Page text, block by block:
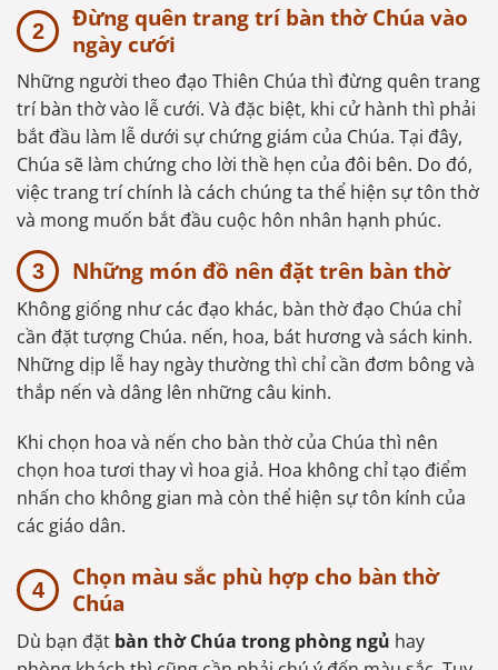
Đừng quên trang trí bàn thờ Chúa vào
ngày cưới
Những người theo đạo Thiên Chúa thì đừng quên trang
trí bàn thờ vào lễ cưới. Và đặc biệt, khi cử hành thì phải
bắt đầu làm lễ dưới sự chứng giám của Chúa. Tại đây,
Chúa sẽ làm chứng cho lời thề hẹn của đôi bên. Do đó,
việc trang trí chính là cách chúng ta thể hiện sự tôn thờ
và mong muốn bắt đầu cuộc hôn nhân hạnh phúc.
Những món đồ nên đặt trên bàn thờ
Không giống như các đạo khác, bàn thờ đạo Chúa chỉ
cần đặt tượng Chúa. nến, hoa, bát hương và sách kinh.
Những dịp lễ hay ngày thường thì chỉ cần đơm bông và
thắp nến và dâng lên những câu kinh.
Khi chọn hoa và nến cho bàn thờ của Chúa thì nên
chọn hoa tươi thay vì hoa giả. Hoa không chỉ tạo điểm
nhấn cho không gian mà còn thể hiện sự tôn kính của
các giáo dân.
Chọn màu sắc phù hợp cho bàn thờ
Chúa
Dù bạn đặt bàn thờ Chúa trong phòng ngủ hay